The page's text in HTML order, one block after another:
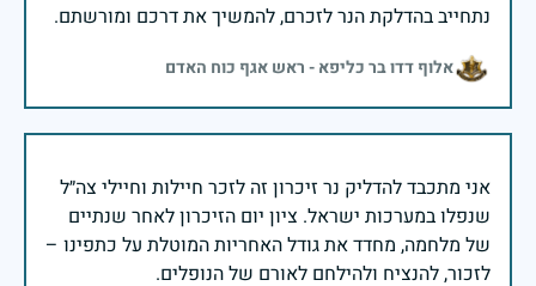
נתחייב בהדלקת הנר לזכרם, להמשיך את דרכם ומורשתם.
אלוף דדו בר כליפא - ראש אגף כוח האדם
אני מתכבד להדליק נר זיכרון זה לזכר חיילות וחיילי צה״ל
שנפלו במערכות ישראל. ציון יום הזיכרון לאחר שנתיים
של מלחמה, מחדד את גודל האחריות המוטלת על כתפינו –